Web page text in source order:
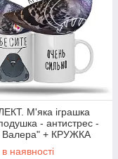
М'яка іграшка
- антистрес -
Валера" + КРУЖКА
наявності